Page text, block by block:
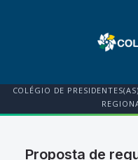
COLÉGIO DE
Proposta de